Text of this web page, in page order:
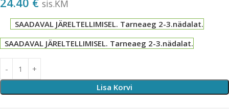
sis.KM
SAADAVAL JÄRELTELLIMISEL. Tarneaeg 2-3.nädalat.
SAADAVAL JÄRELTELLIMISEL. Tarneaeg 2-3.nädalat.
Lisa Korvi